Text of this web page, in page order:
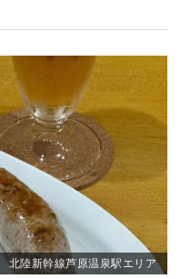
北陸新幹線芦原温泉駅エリア